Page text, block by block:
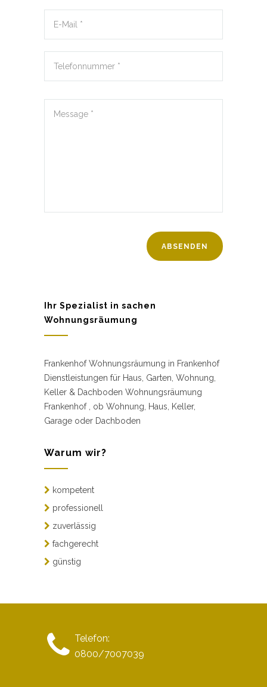
Ihr Spezialist in sachen
Wohnungsräumung
Frankenhof Wohnungsräumung in Frankenhof
Dienstleistungen für Haus, Garten, Wohnung,
Keller & Dachboden Wohnungsräumung
Frankenhof , ob Wohnung, Haus, Keller,
Garage oder Dachboden
Warum wir?
kompetent
professionell
zuverlässig
fachgerecht
günstig
Telefon:
0800/7007039